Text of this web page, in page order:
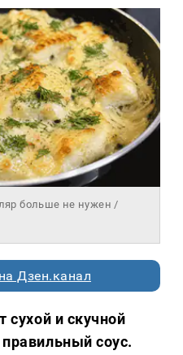
больше не нужен /
Дзен.канал
сухой и скучной
соус.